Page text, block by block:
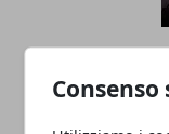
Consenso
La scienza
bene al
15/07/2022